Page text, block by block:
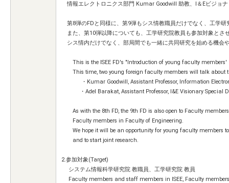
情報エレクトロニクス部門 Kumar Goodwill 助教、I＆Eビジョ
第8弾のFDと同様に、第9弾もシス情教職員だけでなく、工学
また、第10弾以降についても、工学研究院教員も参加対象とさ
シス情内だけでなく、部局間でも一緒に共同研究を始める機
This is the ISEE FD's "Introduction of young faculty members'
This time, two young foreign faculty members will talk about
・Kumar Goodwill, Assistant Professor, Information
・Adel Barakat, Assistant Professor, I&E Visionary Special
As with the 8th FD, the 9th FD is also open to Faculty
Faculty members in Faculty of Engineering.
We hope it will be an opportunity for young faculty members
and to start joint research.
2.参加対象(Target)
システム情報科学研究院 教職員、工学研究院 教員
Faculty members and staff members in ISEE, Faculty